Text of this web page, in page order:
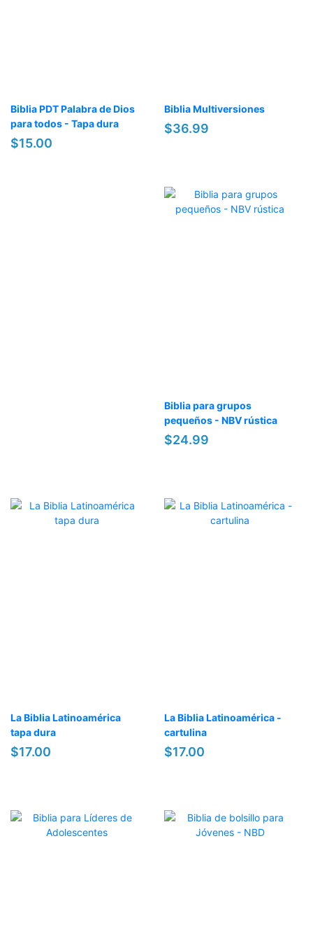
Biblia PDT Palabra de Dios
para todos - Tapa dura
$15.00
Biblia Multiversiones
$36.99
Biblia para grupos
pequeños - NBV rústica
$24.99
La Biblia Latinoamérica
tapa dura
$17.00
La Biblia Latinoamérica -
cartulina
$17.00
OFERTA